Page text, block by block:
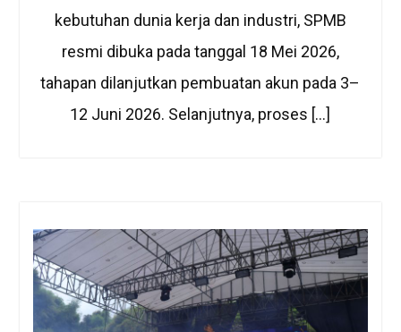
kebutuhan dunia kerja dan industri, SPMB
resmi dibuka pada tanggal 18 Mei 2026,
tahapan dilanjutkan pembuatan akun pada 3–
12 Juni 2026. Selanjutnya, proses […]